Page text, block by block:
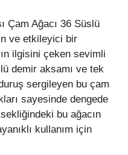
Çam Ağacı 36 Süslü
ve etkileyici bir
ilgisini çeken sevimli
demir aksamı ve tek
sergileyen bu çam
sayesinde dengede
bu ağacın
kullanım için